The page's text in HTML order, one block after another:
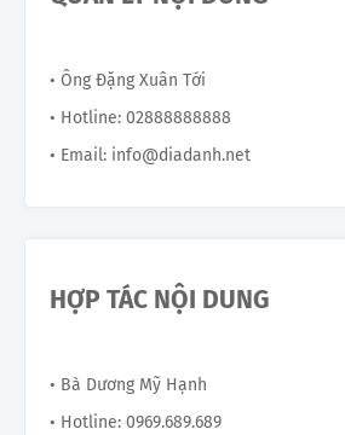
• Ông Đặng Xuân Tới
• Hotline: 02888888888
• Email: info@diadanh.net
HỢP TÁC NỘI DUNG
• Bà Dương Mỹ Hạnh
• Hotline: 0969.689.689